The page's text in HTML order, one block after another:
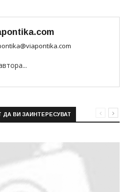
ДА ВИ ЗАИНТЕРЕСУВАТ